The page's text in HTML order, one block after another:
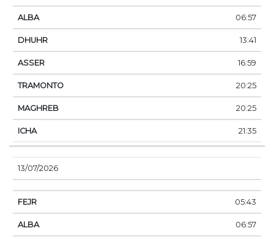
06:57
13:41
16:59
20:25
20:25
21:35
13/07/2026
05:43
06:57